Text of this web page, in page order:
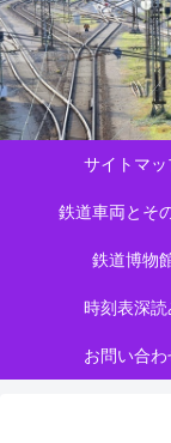
サイトマッ
鉄道車両とそ
鉄道博物
時刻表深読
お問い合わ